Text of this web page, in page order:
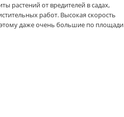
растений от вредителей в садах,
работ. Высокая скорость
даже очень большие по площади